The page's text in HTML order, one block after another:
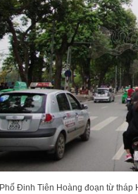
Phố Đinh Tiên Hoàng đoạn từ tháp